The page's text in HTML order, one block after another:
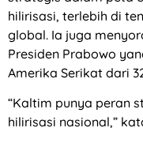
hilirisasi, terlebih di
global. Ia juga
Presiden Prabowo
Amerika Serikat dari
“Kaltim punya peran
hilirisasi nasional,”